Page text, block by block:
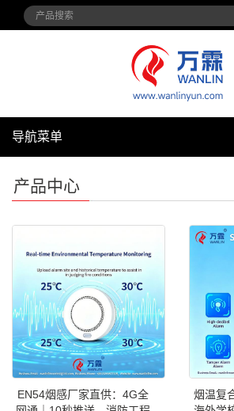
导航菜单
产品中心
EN54烟感厂家直供：4G全
烟温复